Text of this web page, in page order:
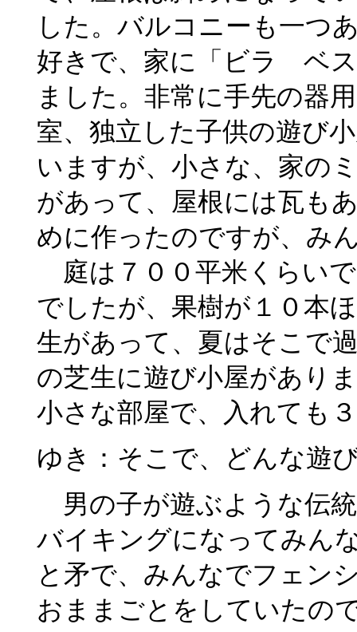
した。バルコニーも一つ
好きで、家に「ビラ ベ
ました。非常に手先の器
室、独立した子供の遊び
いますが、小さな、家の
があって、屋根には瓦も
めに作ったのですが、み
庭は７００平米くらい
でしたが、果樹が１０本
生があって、夏はそこで
の芝生に遊び小屋があり
小さな部屋で、入れても
ゆき：そこで、どんな遊
男の子が遊ぶような伝
バイキングになってみん
と矛で、みんなでフェン
おままごとをしていたの